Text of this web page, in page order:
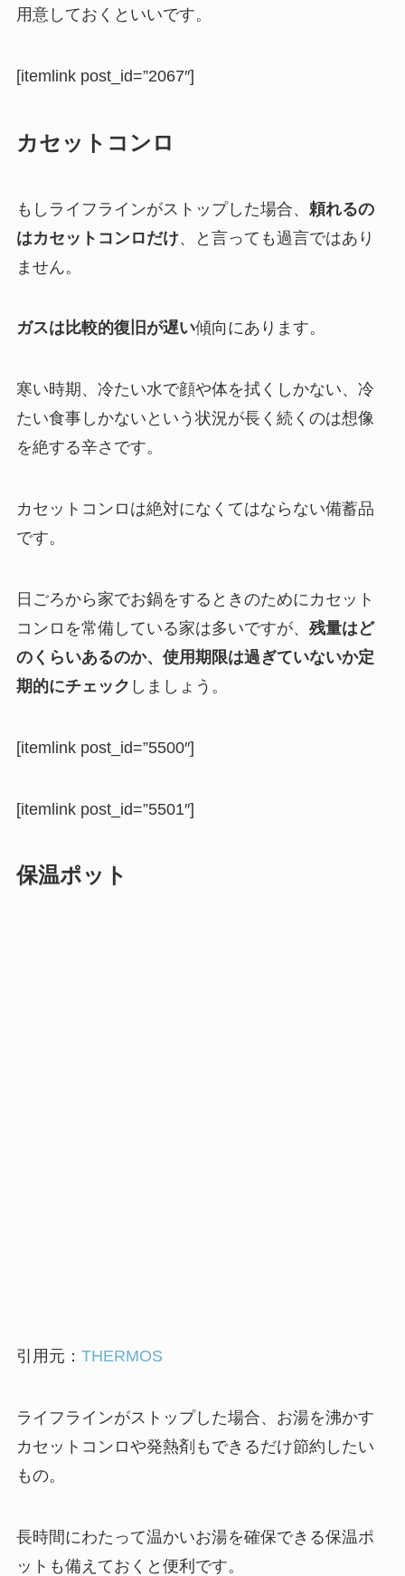
用意しておくといいです。
[itemlink post_id=”2067″]
カセットコンロ
もしライフラインがストップした場合、 頼れるの
はカセットコンロだけ、と言っても過言ではあり
ません。
ガスは比較的復旧が遅い傾向にあります。
寒い時期、冷たい水で顔や体を拭くしかない、冷
たい食事しかないという状況が長く続くのは想像
を絶する辛さです。
カセットコンロは絶対になくてはならない備蓄品
です。
日ごろから家でお鍋をするときのためにカセット
コンロを常備している家は多いですが、 残量はど
のくらいあるのか、使用期限は過ぎていないか定
期的にチェック しましょう。
[itemlink post_id=”5500″]
[itemlink post_id=”5501″]
保温ポット
引用元： THERMOS
ライフラインがストップした場合、お湯を沸かす
カセットコンロや発熱剤もできるだけ節約したい
もの。
長時間にわたって温かいお湯を確保できる保温ポ
ットも備えておくと便利です。